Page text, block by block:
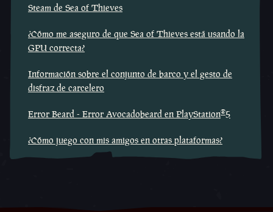
Steam de Sea of Thieves
¿Cómo me aseguro de que Sea of Thieves está usando la
GPU correcta?
Información sobre el conjunto de barco y el gesto de
disfraz de carcelero
Error Beard - Error Avocadobeard en PlayStation®5
¿Cómo juego con mis amigos en otras plataformas?